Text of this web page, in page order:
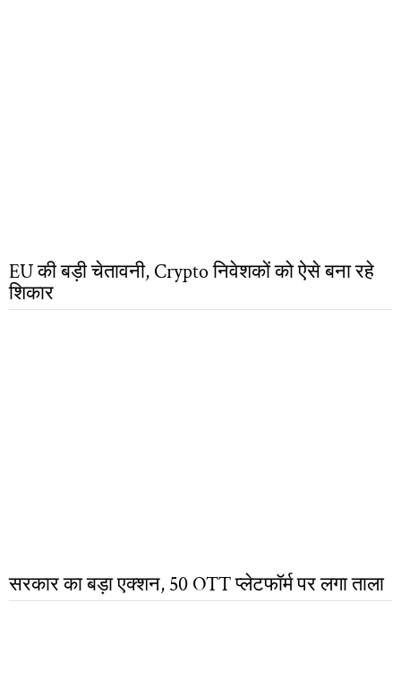
EU की बड़ी चेतावनी, Crypto निवेशकों को ऐसे बना रहे
शिकार
सरकार का बड़ा एक्शन, 50 OTT प्लेटफॉर्म पर लगा ताला